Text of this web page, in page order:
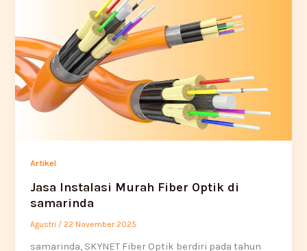
Artikel
Jasa Instalasi Murah Fiber Optik di
samarinda
Agustri / 22 November 2025
samarinda, SKYNET Fiber Optik berdiri pada tahun